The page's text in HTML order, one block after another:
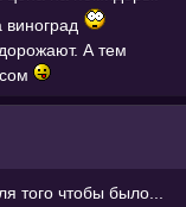
А тем
того чтобы было...